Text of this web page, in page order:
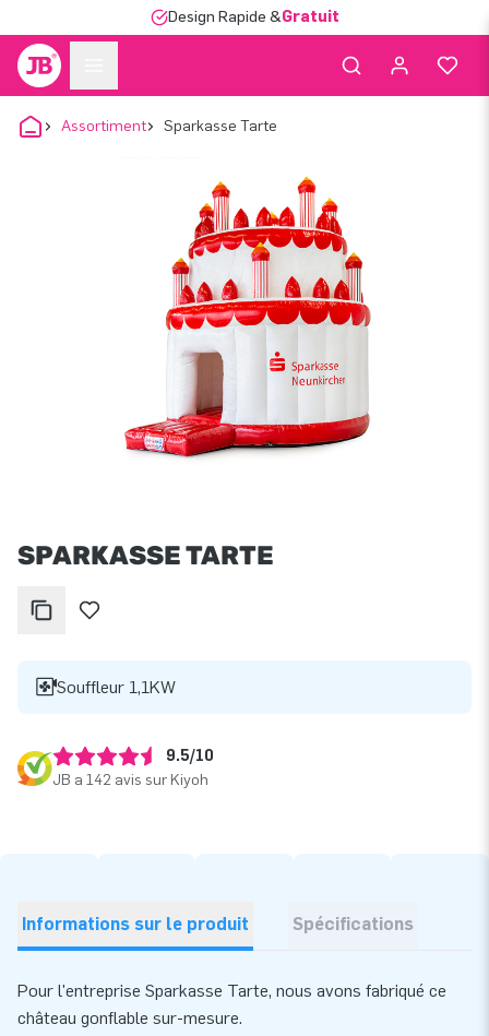
Design Rapide &Gratuit
Assortiment Sparkasse Tarte
SPARKASSE TARTE
Souffleur 1,1KW
9.5/10
JB a 142 avis sur Kiyoh
Informations sur le produit Spécifications
Pour l'entreprise Sparkasse Tarte, nous avons fabriqué ce
château gonflable sur-mesure.